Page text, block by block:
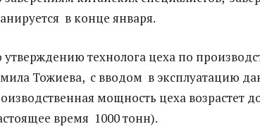
в конце января.
утверждению технолога цеха по
Тожиева, с вводом в эксплуатацию
мощность цеха возрастет
время 1000 тонн).